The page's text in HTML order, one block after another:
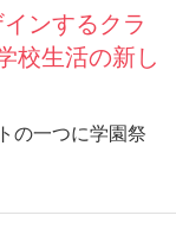
ンするクラ
校生活の新し
の一つに学園祭